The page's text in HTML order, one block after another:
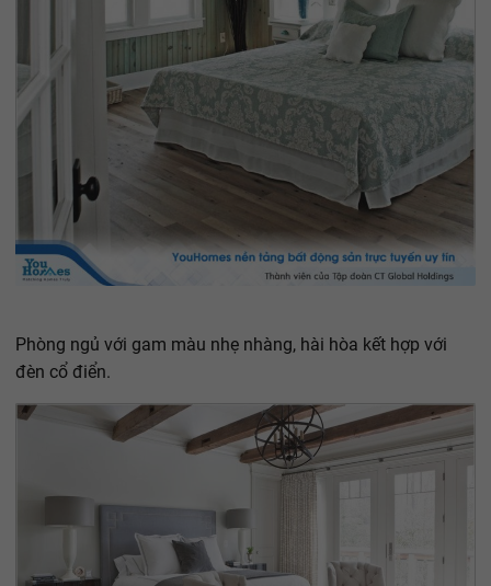
Phòng ngủ với gam màu nhẹ nhàng, hài hòa kết hợp với
đèn cổ điển.